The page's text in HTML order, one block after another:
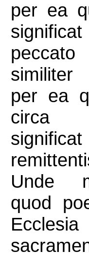
per ea
similiter
per ea
circa
Unde
quod